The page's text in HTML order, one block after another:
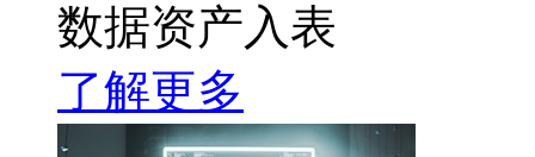
数据资产入表
了解更多